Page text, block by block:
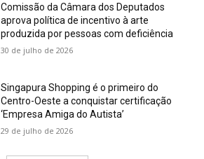
Comissão da Câmara dos Deputados
aprova política de incentivo à arte
produzida por pessoas com deficiência
30 de julho de 2026
Singapura Shopping é o primeiro do
Centro-Oeste a conquistar certificação
‘Empresa Amiga do Autista’
29 de julho de 2026